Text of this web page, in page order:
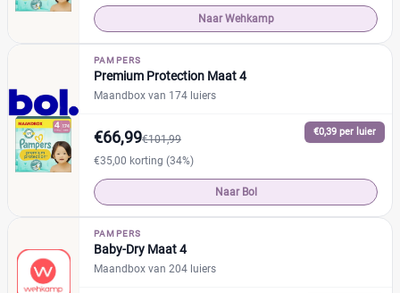
Mamia (0)
(10)
Rascal + Friends
SweetCare (0)
Trekpleister
Kortingspercentage
Prijs
€
Soort
Naar Wehkamp
PAMPERS
Premium Protection Maat 4
Maandbox van 174 luiers
€0,39 per luier
€66,99€101,99
€35,00 korting (34%)
Naar Bol
PAMPERS
Baby-Dry Maat 4
Maandbox van 204 luiers